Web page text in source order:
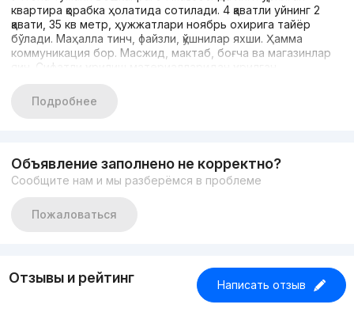
квартира қорабка ҳолатида сотилади. 4 қаватли уйнинг 2
қавати, 35 кв метр, ҳужжатлари ноябрь охирига тайёр
бўлади. Маҳалла тинч, файзли, қўшнилар яхши. Ҳамма
коммуникация бор. Масжид, мактаб, боғча ва магазинлар
яқин. Сифатли қурилиш материалларидан қурилган.
Подробнее
Объявление заполнено не корректно?
Сообщите нам и мы разберёмся в проблеме
Пожаловаться
Отзывы и рейтинг Написать отзыв